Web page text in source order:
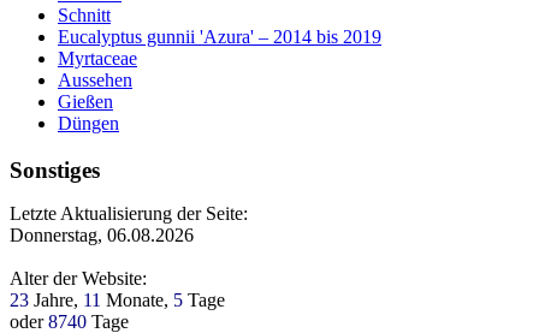
Schnitt
Eucalyptus gunnii 'Azura' – 2014 bis 2019
Myrtaceae
Aussehen
Gießen
Düngen
Sonstiges
Letzte Aktualisierung der Seite:
Donnerstag, 06.08.2026
Alter der Website:
23 Jahre, 11 Monate, 5 Tage
oder8740 Tage